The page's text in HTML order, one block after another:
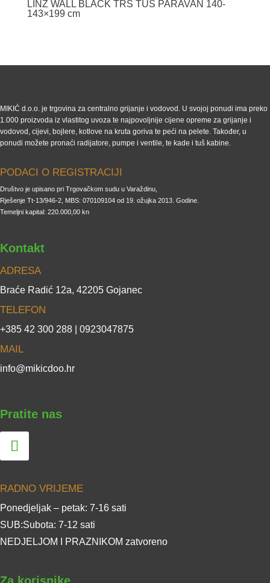
LINZ WALL BLACK TRS TUŠ PARAVAN 140-
143×199 cm
MIKIĆ d.o.o. je trgovina za centralno grijanje i vodovod. U svojoj ponudi ima preko
1.000 proizvoda iz vlastitog uvoza te najpovoljnije cijene opreme za grijanje i
vodovod, cijevi, bojlere, kotlove na kruta goriva te peći na pelete. Također, u
ponudi možete pronaći radijatore, pumpe i ventile, te kade i tuš kabine.
PODACI O REGISTRACIJI
Društvo je upisano pri Trgovačkom sudu u Varaždinu,
Rješenje Tt-13/946-2, MBS: 070109104 od 19. ožujka 2013. Godine.
Temeljni kapital: 220.000,00 kn
Kontakt
ADRESA
Braće Radić 12a, 42205 Gojanec
TELEFON
+385 42 300 288 | 0923047875
MAIL
info@mikicdoo.hr
Pratite nas
RADNO VRIJEME
Ponedjeljak – petak: 7-16 sati
SUB:Subota: 7-12 sati
NEDJELJOM I PRAZNIKOM zatvoreno